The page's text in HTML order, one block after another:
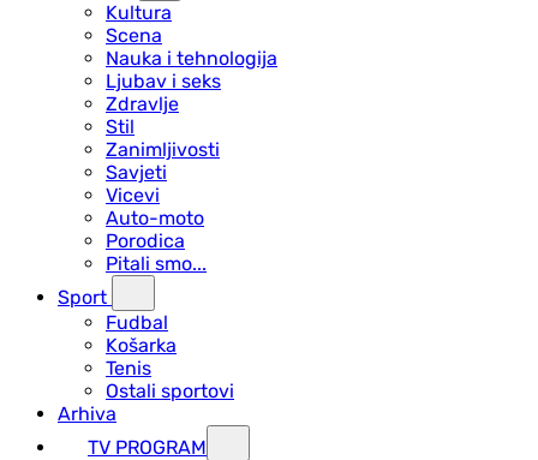
Kultura
Scena
Nauka i tehnologija
Ljubav i seks
Zdravlje
Stil
Zanimljivosti
Savjeti
Vicevi
Auto-moto
Porodica
Pitali smo...
Sport
Fudbal
Košarka
Tenis
Ostali sportovi
Arhiva
TV PROGRAM